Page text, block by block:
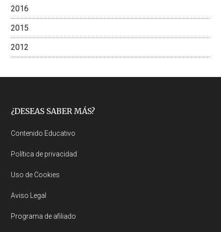
2016
2015
2012
Footer
¿DESEAS SABER MÁS?
Contenido Educativo
Política de privacidad
Uso de Cookies
Aviso Legal
Programa de afiliado